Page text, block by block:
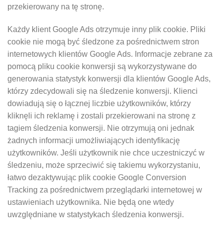
przekierowany na tę stronę.
Każdy klient Google Ads otrzymuje inny plik cookie. Pliki
cookie nie mogą być śledzone za pośrednictwem stron
internetowych klientów Google Ads. Informacje zebrane za
pomocą pliku cookie konwersji są wykorzystywane do
generowania statystyk konwersji dla klientów Google Ads,
którzy zdecydowali się na śledzenie konwersji. Klienci
dowiadują się o łącznej liczbie użytkowników, którzy
kliknęli ich reklamę i zostali przekierowani na stronę z
tagiem śledzenia konwersji. Nie otrzymują oni jednak
żadnych informacji umożliwiających identyfikację
użytkowników. Jeśli użytkownik nie chce uczestniczyć w
śledzeniu, może sprzeciwić się takiemu wykorzystaniu,
łatwo dezaktywując plik cookie Google Conversion
Tracking za pośrednictwem przeglądarki internetowej w
ustawieniach użytkownika. Nie będą one wtedy
uwzględniane w statystykach śledzenia konwersji.